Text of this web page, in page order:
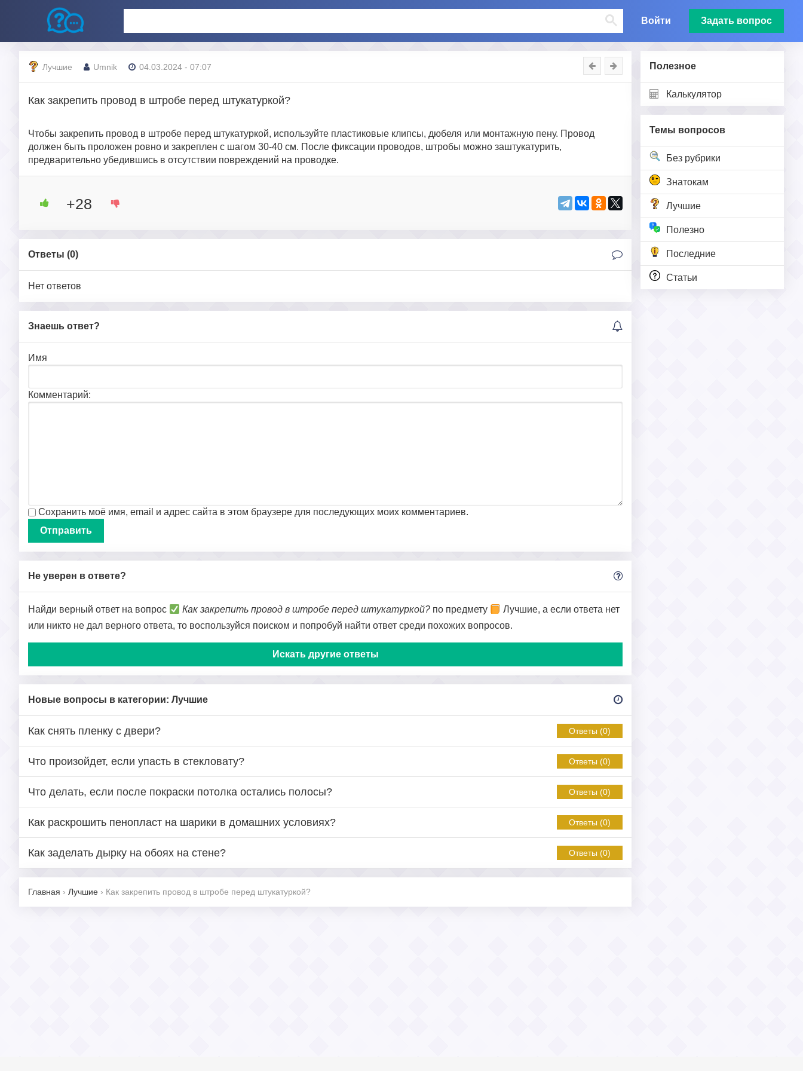
Войти Задать вопрос
Полезное
Калькулятор
Темы вопросов
Без рубрики
Знатокам
Лучшие
Полезно
Последние
Статьи
Лучшие Umnik 04.03.2024 - 07:07
Как закрепить провод в штробе перед штукатуркой?
Чтобы закрепить провод в штробе перед штукатуркой, используйте пластиковые клипсы, дюбеля или монтажную пену. Провод
должен быть проложен ровно и закреплен с шагом 30-40 см. После фиксации проводов, штробы можно заштукатурить,
предварительно убедившись в отсутствии повреждений на проводке.
+28
Ответы (0)
Нет ответов
Знаешь ответ?
Имя
Комментарий:
Сохранить моё имя, email и адрес сайта в этом браузере для последующих моих комментариев.
Не уверен в ответе?
Найди верный ответ на вопрос Как закрепить провод в штробе перед штукатуркой? по предмету
Лучшие, а если ответа нет
или никто не дал верного ответа, то воспользуйся поиском и попробуй найти ответ среди похожих вопросов.
Искать другие ответы
Новые вопросы в категории: Лучшие
Как снять пленку с двери? Ответы (0)
Что произойдет, если упасть в стекловату? Ответы (0)
Что делать, если после покраски потолка остались полосы? Ответы (0)
Как раскрошить пенопласт на шарики в домашних условиях? Ответы (0)
Как заделать дырку на обоях на стене? Ответы (0)
Главная › Лучшие › Как закрепить провод в штробе перед штукатуркой?